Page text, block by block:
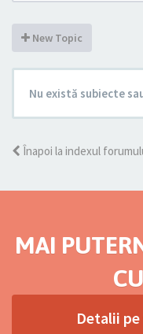
New Topic
Nu există subiecte
Înapoi la indexul
MAI
Detalii